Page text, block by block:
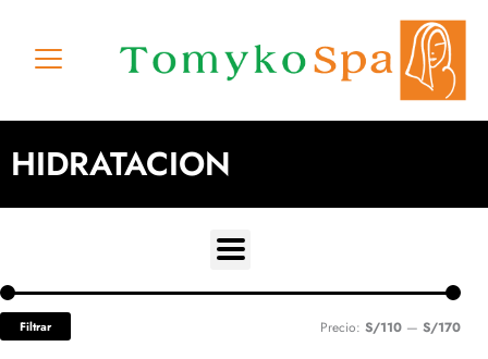
contenido
HIDRATACION
Filtrar Precio: S/110 — S/170